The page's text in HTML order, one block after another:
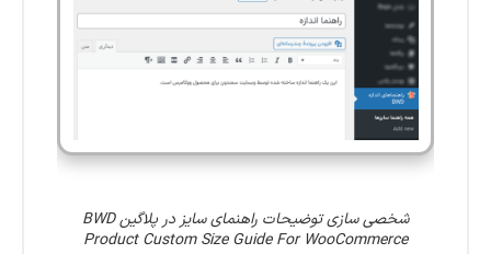
شخصی سازی توضیحات راهنمای سایز در پلاگین BWD
Product Custom Size Guide For WooCommerce